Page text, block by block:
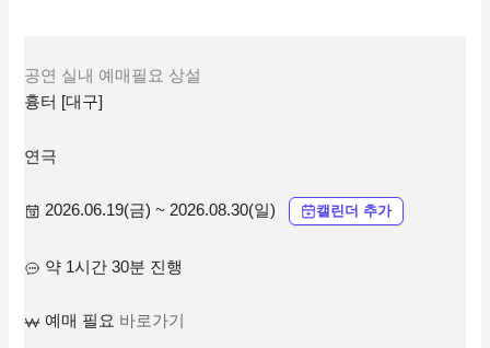
공연 실내 예매필요 상설
흉터 [대구]
연극
2026.06.19(금) ~ 2026.08.30(일) 캘린더 추가
약 1시간 30분 진행
예매 필요 바로가기